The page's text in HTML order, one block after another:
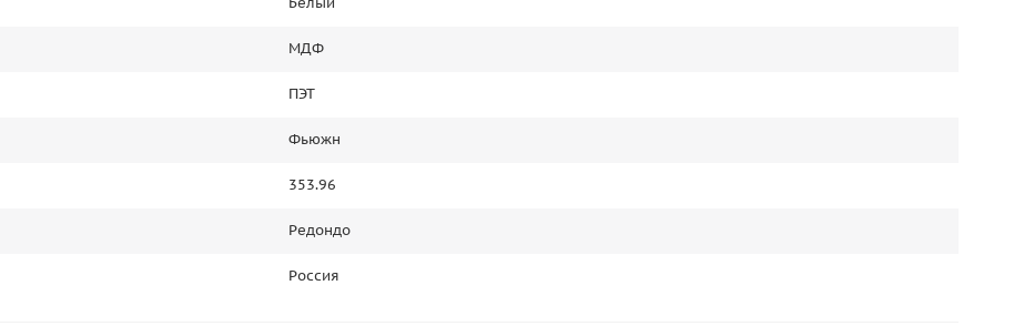
МДФ
ПЭТ
Фьюжн
353.96
Редондо
Россия